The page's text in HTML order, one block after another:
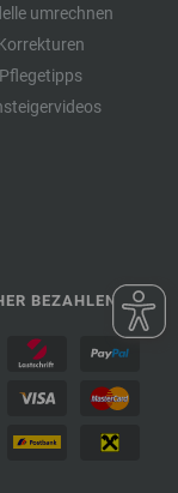
umrechnen
Pflegetipps
BEZAHLEN